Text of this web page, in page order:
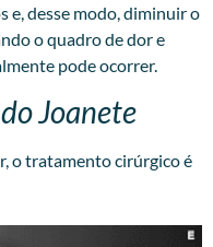
e, desse modo, diminuir o
o quadro de dor e
pode ocorrer.
Joanete
o tratamento cirúrgico é